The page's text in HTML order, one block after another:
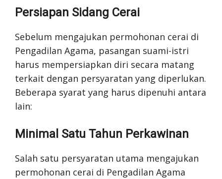
Persiapan Sidang Cerai
Sebelum mengajukan permohonan cerai di
Pengadilan Agama, pasangan suami-istri
harus mempersiapkan diri secara matang
terkait dengan persyaratan yang diperlukan.
Beberapa syarat yang harus dipenuhi antara
lain:
Minimal Satu Tahun Perkawinan
Salah satu persyaratan utama mengajukan
permohonan cerai di Pengadilan Agama